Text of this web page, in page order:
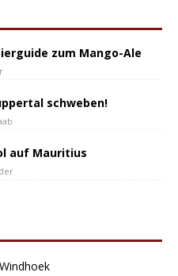
zum Mango-Ale
schweben!
auf Mauritius